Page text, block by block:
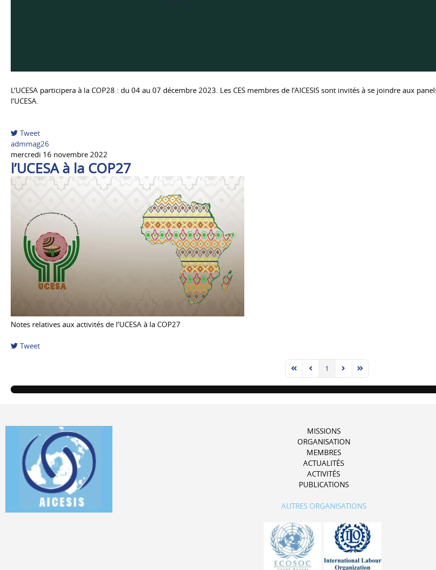
L’UCESA participera à la COP28 : du 04 au 07 décembre 2023. Les CES membres de l’AICESIS sont invités à se joindre aux
l’UCESA.
Tweet
pinterest
admmag26
mercredi 16 novembre 2022
l’UCESA à la COP27
Notes relatives aux activités de l’UCESA à la COP27
Tweet
First PagePrevious Page
1 Next PageLast Page
MISSIONS
ORGANISATION
MEMBRES
ACTUALITÉS
ACTIVITÉS
PUBLICATIONS
AUTRES ORGANISATIONS